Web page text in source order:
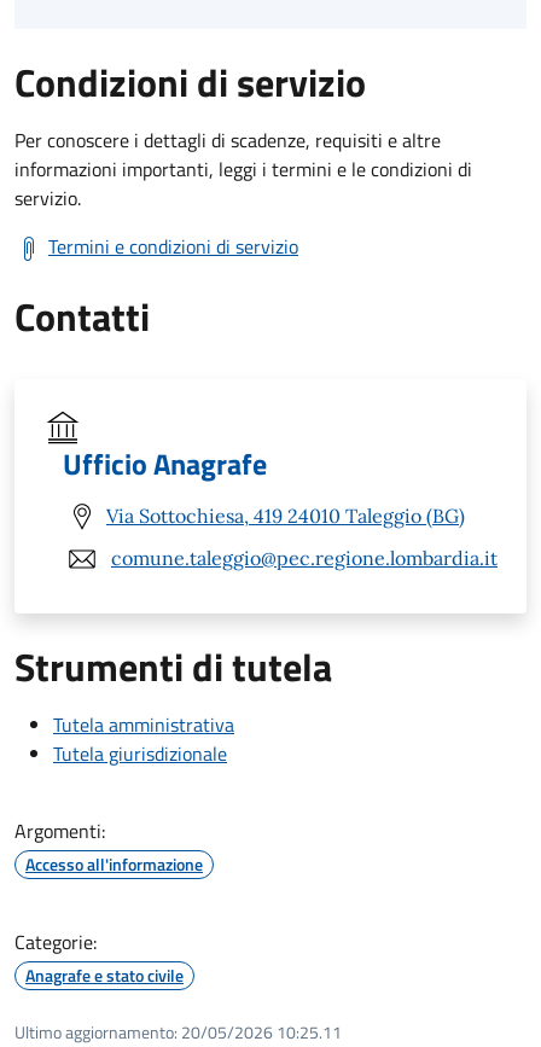
Condizioni di servizio
Per conoscere i dettagli di scadenze, requisiti e altre
informazioni importanti, leggi i termini e le condizioni di
servizio.
Termini e condizioni di servizio
Contatti
Ufficio Anagrafe
Via Sottochiesa, 419 24010 Taleggio (BG)
comune.taleggio@pec.regione.lombardia.it
Strumenti di tutela
Tutela amministrativa
Tutela giurisdizionale
Argomenti:
Accesso all'informazione
Categorie:
Anagrafe e stato civile
Ultimo aggiornamento: 20/05/2026 10:25.11